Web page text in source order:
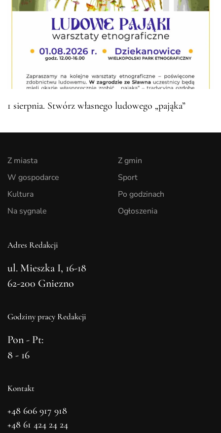
1 sierpnia. Stwórz własnego ludowego „pająka”
Z miasta
W gospodarce
Kultura
Na sygnale
Z gmin
Sport
Po godzinach
Ogłoszenia
Adres Redakcji
ul. Mieszka I, 16-18
62-200 Gniezno
Godziny pracy Redakcji
Pon - Pt:
8 - 16
Kontakt
+48 606 917 918
+48 61 424 24 24